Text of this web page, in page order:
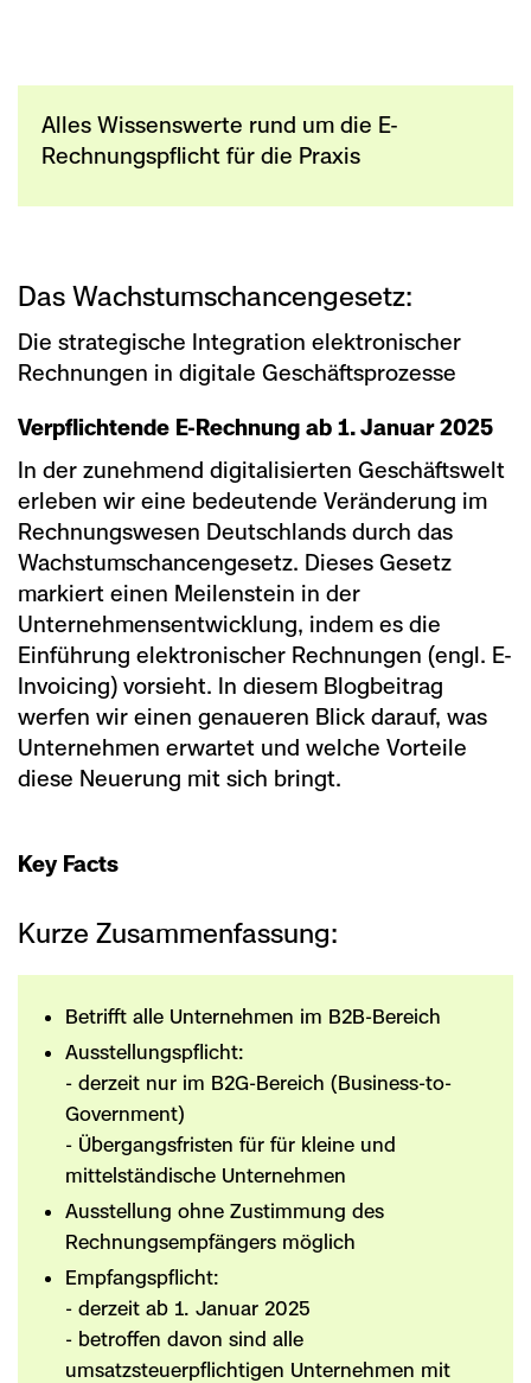
Alles Wissenswerte rund um die E-
Rechnungspflicht für die Praxis
Das Wachstumschancengesetz:
Die strategische Integration elektronischer
Rechnungen in digitale Geschäftsprozesse
Verpflichtende E-Rechnung ab 1. Januar 2025
In der zunehmend digitalisierten Geschäftswelt
erleben wir eine bedeutende Veränderung im
Rechnungswesen Deutschlands durch das
Wachstumschancengesetz. Dieses Gesetz
markiert einen Meilenstein in der
Unternehmensentwicklung, indem es die
Einführung elektronischer Rechnungen (engl. E-
Invoicing) vorsieht. In diesem Blogbeitrag
werfen wir einen genaueren Blick darauf, was
Unternehmen erwartet und welche Vorteile
diese Neuerung mit sich bringt.
Key Facts
Kurze Zusammenfassung:
Betrifft alle Unternehmen im B2B-Bereich
Ausstellungspflicht:
- derzeit nur im B2G-Bereich (Business-to-
Government)
- Übergangsfristen für für kleine und
mittelständische Unternehmen
Ausstellung ohne Zustimmung des
Rechnungsempfängers möglich
Empfangspflicht:
- derzeit ab 1. Januar 2025
- betroffen davon sind alle
umsatzsteuerpflichtigen Unternehmen mit